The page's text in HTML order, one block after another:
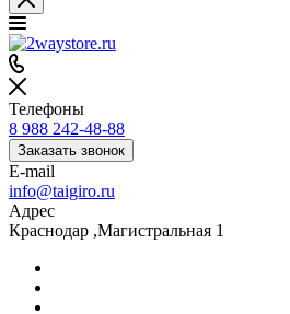
Телефоны
8 988 242-48-88
Заказать звонок
E-mail
info@taigiro.ru
Адрес
Краснодар ,Магистральная 1